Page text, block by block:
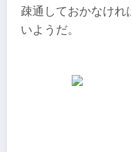
疎通しておかなけれ
いようだ。